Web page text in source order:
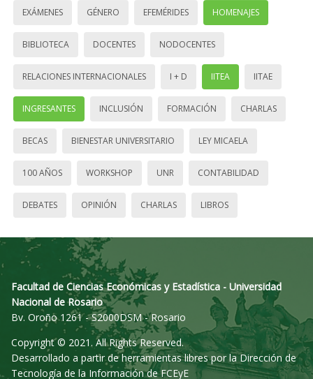
EXÁMENES GÉNERO EFEMÉRIDES HOMENAJES
BIBLIOTECA DOCENTES NODOCENTES
RELACIONES INTERNACIONALES I + D IITEA IITAE
INGRESANTES INCLUSIÓN FORMACIÓN CHARLAS
BECAS BIENESTAR UNIVERSITARIO LEY MICAELA
100 AÑOS WORKSHOP UNR CONTABILIDAD
DEBATES OPINIÓN CHARLAS LIBROS
Facultad de Ciencias Económicas y Estadística - Universidad
Nacional de Rosario
Bv. Oroño 1261 - S2000DSM - Rosario
Copyright © 2021. All Rights Reserved.
Desarrollado a partir de herramientas libres por la Dirección de
Tecnología de la Información de FCEyE